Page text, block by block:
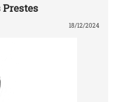
18/12/2024